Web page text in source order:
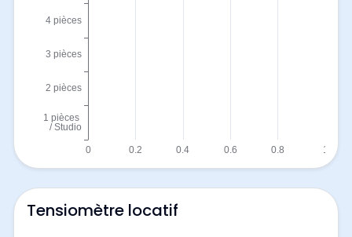
Tensiomètre locatif